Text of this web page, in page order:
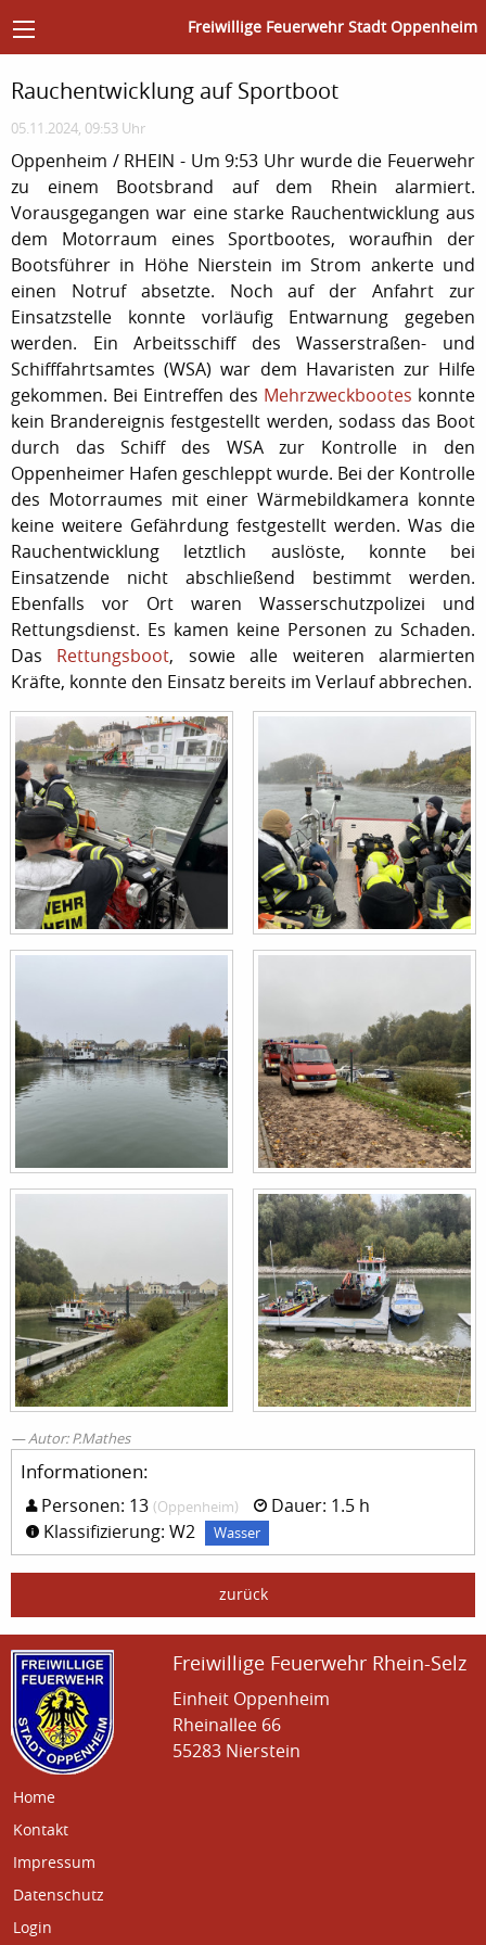
Freiwillige Feuerwehr Stadt Oppenheim
Rauchentwicklung auf Sportboot
05.11.2024, 09:53 Uhr
Oppenheim / RHEIN - Um 9:53 Uhr wurde die Feuerwehr
zu einem Bootsbrand auf dem Rhein alarmiert.
Vorausgegangen war eine starke Rauchentwicklung aus
dem Motorraum eines Sportbootes, woraufhin der
Bootsführer in Höhe Nierstein im Strom ankerte und
einen Notruf absetzte. Noch auf der Anfahrt zur
Einsatzstelle konnte vorläufig Entwarnung gegeben
werden. Ein Arbeitsschiff des Wasserstraßen- und
Schifffahrtsamtes (WSA) war dem Havaristen zur Hilfe
gekommen. Bei Eintreffen des Mehrzweckbootes konnte
kein Brandereignis festgestellt werden, sodass das Boot
durch das Schiff des WSA zur Kontrolle in den
Oppenheimer Hafen geschleppt wurde. Bei der Kontrolle
des Motorraumes mit einer Wärmebildkamera konnte
keine weitere Gefährdung festgestellt werden. Was die
Rauchentwicklung letztlich auslöste, konnte bei
Einsatzende nicht abschließend bestimmt werden.
Ebenfalls vor Ort waren Wasserschutzpolizei und
Rettungsdienst. Es kamen keine Personen zu Schaden.
Das Rettungsboot, sowie alle weiteren alarmierten
Kräfte, konnte den Einsatz bereits im Verlauf abbrechen.
Autor: P.Mathes
Informationen:
Personen: 13 (Oppenheim)
Dauer: 1.5 h
Klassifizierung: W2
Wasser
zurück
Freiwillige Feuerwehr Rhein-Selz
Einheit Oppenheim
Rheinallee 66
55283 Nierstein
Home
Kontakt
Impressum
Datenschutz
Login